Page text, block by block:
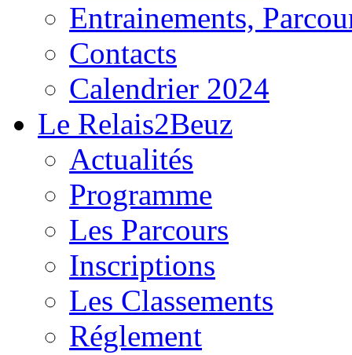
Entrainements,
Contacts
Calendrier 2024
Le Relais2Beuz
Actualités
Programme
Les Parcours
Inscriptions
Les Classements
Réglement